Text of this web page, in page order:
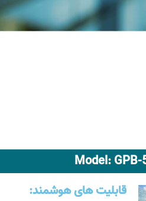
Model:
قابلیت های هوشمند: